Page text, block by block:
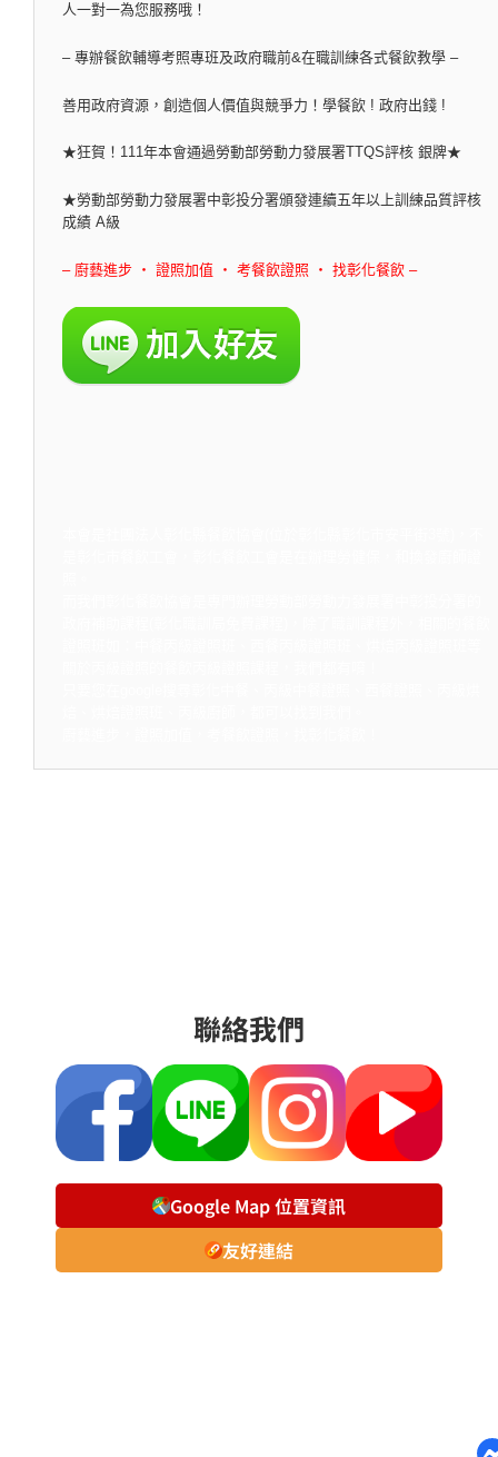
人一對一為您服務哦！
– 專辦餐飲輔導考照專班及政府職前&在職訓練各式餐飲教學 –
善用政府資源，創造個人價值與競爭力！學餐飲 ! 政府出錢 !
★狂賀！111年本會通過勞動部勞動力發展署TTQS評核 銀牌★
★勞動部勞動力發展署中彰投分署頒發連續五年以上訓練品質評核
成績 A級
– 廚藝進步 ‧ 證照加值 ‧ 考餐飲證照 ‧ 找彰化餐飲 –
聯絡我們
Google Map 位置資訊
友好連結